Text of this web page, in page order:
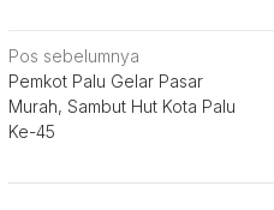
Navigasi
pos
Pos sebelumnya
Pemkot Palu Gelar Pasar
Murah, Sambut Hut Kota Palu
Ke-45